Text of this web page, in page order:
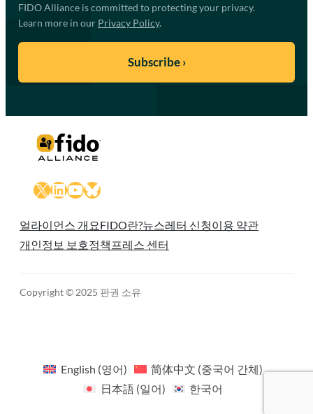
FIDO Alliance is committed to protecting your privacy.
Learn more in our Privacy Policy.
X LinkedIn
YouTube
Bluesky
얼라이언스 개요FIDO란?뉴스레터 신청이용 약관
개인정보 보호정책 프레스 센터
Copyright © 2025 판권 소유
English (영어) 简体中文 (중국어 간체)
日本語(일어) 한국어